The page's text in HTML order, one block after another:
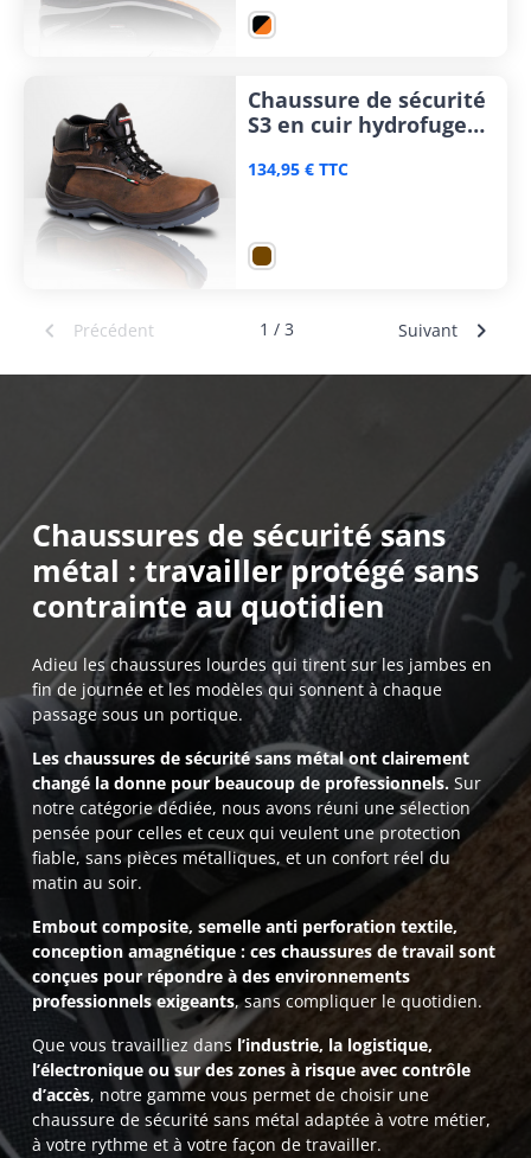
Chaussure de sécurité
S3 en cuir hydrofuge
134,95 € TTC
 Précédent 1 / 3 Suivant 
Chaussures de sécurité sans
métal : travailler protégé sans
contrainte au quotidien
Adieu les chaussures lourdes qui tirent sur les jambes en
fin de journée et les modèles qui sonnent à chaque
passage sous un portique.
Les chaussures de sécurité sans métal ont clairement
changé la donne pour beaucoup de professionnels. Sur
notre catégorie dédiée, nous avons réuni une sélection
pensée pour celles et ceux qui veulent une protection
fiable, sans pièces métalliques, et un confort réel du
matin au soir.
Embout composite, semelle anti perforation textile,
conception amagnétique : ces chaussures de travail sont
conçues pour répondre à des environnements
professionnels exigeants, sans compliquer le quotidien.
Que vous travailliez dansl’industrie, la logistique,
l’électronique ou sur des zones à risque avec contrôle
d’accès, notre gamme vous permet de choisir une
chaussure de sécurité sans métal adaptée à votre métier,
à votre rythme et à votre façon de travailler.